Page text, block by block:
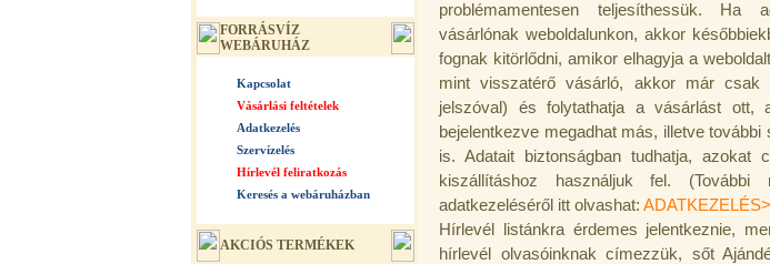
FORRÁSVÍZ
WEBÁRUHÁZ
Kapcsolat
Vásárlási feltételek
Adatkezelés
Szervízelés
Hírlevél feliratkozás
Keresés a webáruházban
AKCIÓS TERMÉKEK
problémamentesen teljesíthessük. Ha
vásárlónak weboldalunkon, akkor
fognak kitörlődni, amikor elhagyja a
mint visszatérő vásárló, akkor már
jelszóval) és folytathatja a vásárlást ott,
bejelentkezve megadhat más, illetve
is. Adatait biztonságban tudhatja, azokat
kiszállításhoz használjuk fel.
adatkezeléséről itt olvashat:
Hírlevél listánkra érdemes jelentkeznie,
hírlevél olvasóinknak címezzük, sőt